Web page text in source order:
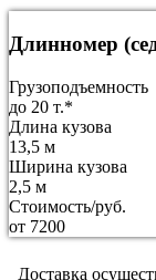
Длинномер
Грузоподъемность
до 20 т.*
Длина кузова
13,5 м
Ширина кузова
2,5 м
Стоимость/руб.
от 7200
Доставка